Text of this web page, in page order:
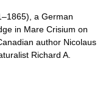
a German
in Mare Crisium on
author Nicolaus
Richard A.